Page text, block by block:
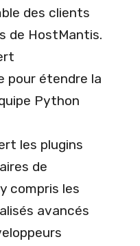
des clients
de HostMantis.
pour étendre la
Python
les plugins
de
compris les
avancés